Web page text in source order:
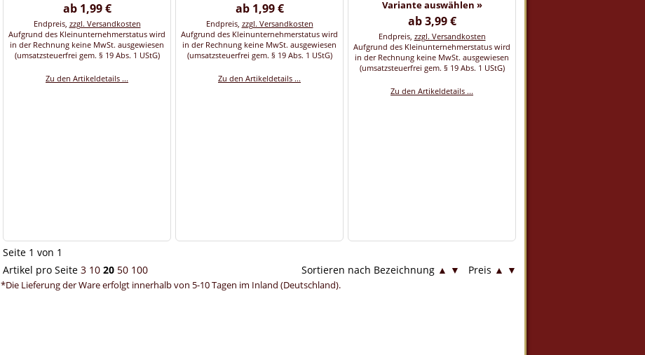
ab 1,99 €
Endpreis, zzgl. Versandkosten
Aufgrund des Kleinunternehmerstatus wird
in der Rechnung keine MwSt. ausgewiesen
(umsatzsteuerfrei gem. § 19 Abs. 1 UStG)
Zu den Artikeldetails ...
ab 1,99 €
Endpreis, zzgl. Versandkosten
Aufgrund des Kleinunternehmerstatus wird
in der Rechnung keine MwSt. ausgewiesen
(umsatzsteuerfrei gem. § 19 Abs. 1 UStG)
Zu den Artikeldetails ...
Variante auswählen »
ab 3,99 €
Endpreis, zzgl. Versandkosten
Aufgrund des Kleinunternehmerstatus wird
in der Rechnung keine MwSt. ausgewiesen
(umsatzsteuerfrei gem. § 19 Abs. 1 UStG)
Zu den Artikeldetails ...
Seite 1 von 1
Artikel pro Seite 3 10 20 50 100 Sortieren nach Bezeichnung ▲ ▼ Preis ▲ ▼
*Die Lieferung der Ware erfolgt innerhalb von 5-10 Tagen im Inland (Deutschland).